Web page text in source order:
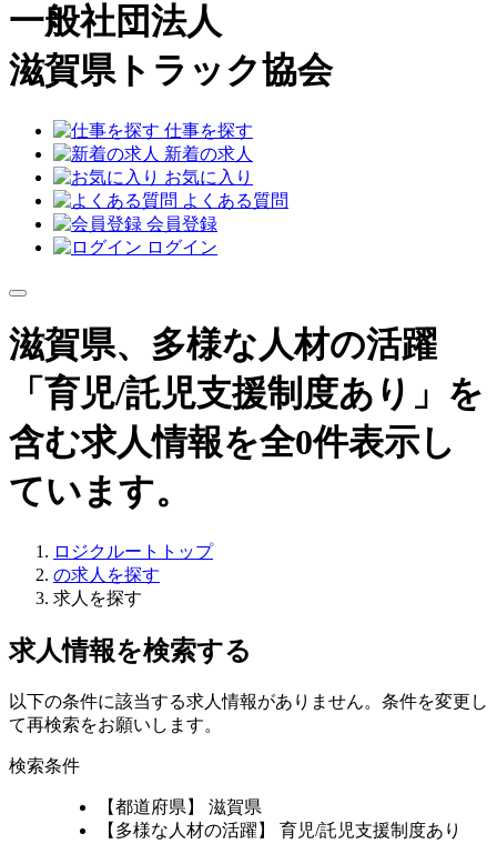
一般社団法人
滋賀県トラック協会
仕事を探す
新着の求人
お気に入り
よくある質問
会員登録
ログイン
滋賀県、多様な人材の活躍
「育児/託児支援制度あり」を
含む求人情報を全0件表示し
ています。
ロジクルートトップ
の求人を探す
求人を探す
求人情報を検索する
以下の条件に該当する求人情報がありません。条件を変更し
て再検索をお願いします。
検索条件
【都道府県】 滋賀県
【多様な人材の活躍】 育児/託児支援制度あり